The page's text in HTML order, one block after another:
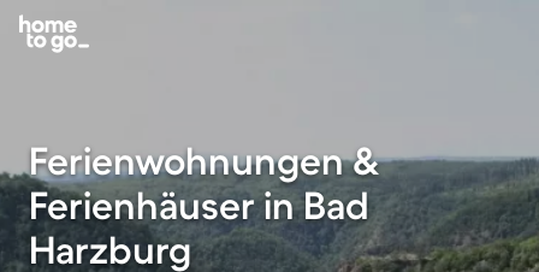
Ferienwohnungen &
Ferienhäuser in Bad
Harzburg